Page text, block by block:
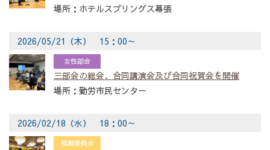
ホテルスプリングス幕張
2026/05/21（木） 15：00～
女性部会
三部会の総会、合同講演会及び合同祝賀会を開催
勤労市民センター
2026/02/18（水） 18：00～
組織委員会